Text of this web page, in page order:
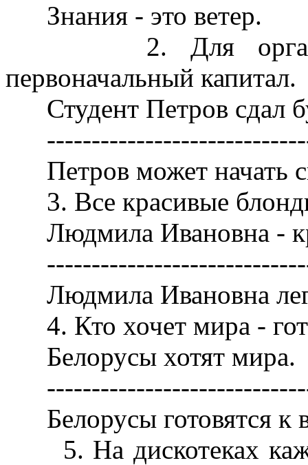
Знания - это ветер.
2. Для
первоначальный капитал.
Студент Петров сдал
Петров может начать
3. Все красивые
Людмила Ивановна -
Людмила Ивановна
4. Кто хочет мира -
Белорусы хотят мира.
Белорусы готовятся к
5. На дискотеках